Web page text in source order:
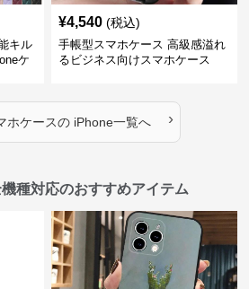
キル
ケ
¥4,540 (税込)
手帳型スマホケース 高級感溢れ
るビジネス向けスマホケース
ホケースのiPhone一覧へ ›
種対応のおすすめアイテム